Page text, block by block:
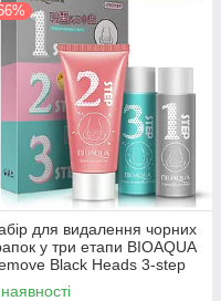
для видалення чорних
у три етапи BIOAQUA
Black Heads 3-step